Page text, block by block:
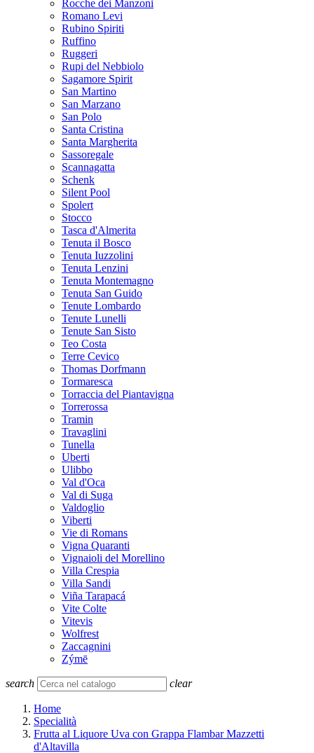
Rocche dei Manzoni
Romano Levi
Rubino Spiriti
Ruffino
Ruggeri
Rupi del Nebbiolo
Sagamore Spirit
San Martino
San Marzano
San Polo
Santa Cristina
Santa Margherita
Sassoregale
Scannagatta
Schenk
Silent Pool
Spolert
Stocco
Tasca d'Almerita
Tenuta il Bosco
Tenuta Iuzzolini
Tenuta Lenzini
Tenuta Montemagno
Tenuta San Guido
Tenute Lombardo
Tenute Lunelli
Tenute San Sisto
Teo Costa
Terre Cevico
Thomas Dorfmann
Tormaresca
Torraccia del Piantavigna
Torrerossa
Tramin
Travaglini
Tunella
Uberti
Ulibbo
Val d'Oca
Val di Suga
Valdoglio
Viberti
Vie di Romans
Vigna Quaranti
Vignaioli del Morellino
Villa Crespia
Villa Sandi
Viña Tarapacá
Vite Colte
Vitevis
Wolfrest
Zaccagnini
Zýmē
search clear
Home
Specialità
Frutta al Liquore Uva con Grappa Flambar Mazzetti
d'Altavilla